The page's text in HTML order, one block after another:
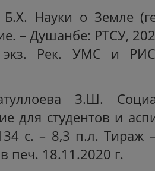
Науки о Земле
– Душанбе: РТСУ,
Рек. УМС и
З.Ш.
для студентов и
с. – 8,3 п.л. Тираж
печ. 18.11.2020 г.